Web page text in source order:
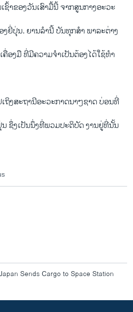
າ​ຂອງ​ວັນ​ເສົາມື້ນີ້ ຈາກ​ສູນ​ກາງ​ອະວະ​
ງຍີ່​ປຸ່ນ. ​ຍານ​ລຳ​ນີ້ ບັນທຸກສຳ ພາລະ​ຕ່າງ​
ອງມື​ ທີ່​ມີ​ຄວາມ​ຈໍ​າ​ເປັນ​ຕ້ອງ​ໄດ້​ໃຊ້ທໍາ​
ຖິງ​ສະຖານີ​ອະວະກາດນາໆ​ຊາດ ບ່ອນ​ທີ່​
ຊຶ່ງ​ເປັນ​ນຶ່ງ​ທີ່ພວມປະຕິບັດ ງານຢູ່​ທີ່ນັ້ນ
Sends Cargo to Space Station